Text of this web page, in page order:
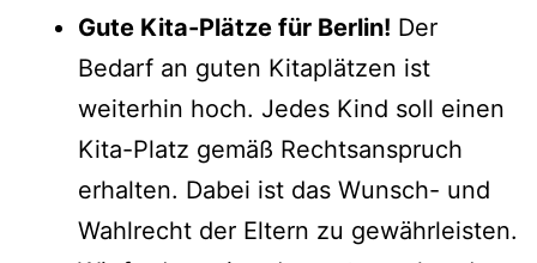
Gute Kita-Plätze für Berlin! Der
Bedarf an guten Kitaplätzen ist
weiterhin hoch. Jedes Kind soll einen
Kita-Platz gemäß Rechtsanspruch
erhalten. Dabei ist das Wunsch- und
Wahlrecht der Eltern zu gewährleisten.